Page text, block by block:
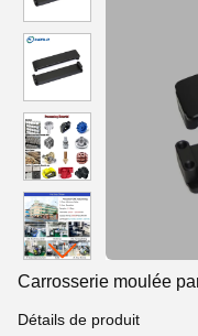
Carrosserie moulée
Détails de produit